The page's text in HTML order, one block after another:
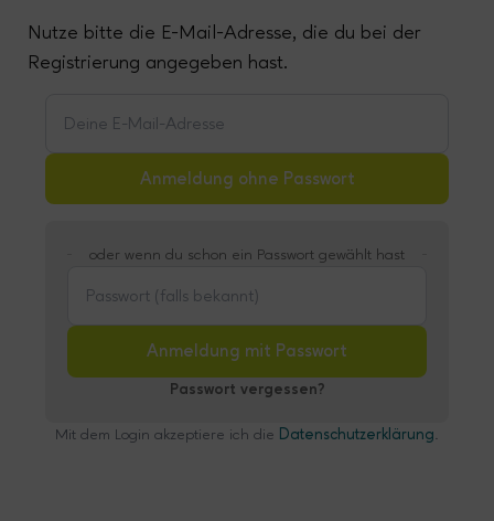
Nutze bitte die E-Mail-Adresse, die du bei der
Registrierung angegeben hast.
Anmeldung ohne Passwort
oder wenn du schon ein Passwort gewählt hast
Anmeldung mit Passwort
Passwort vergessen?
Mit dem Login akzeptiere ich die Datenschutzerklärung.